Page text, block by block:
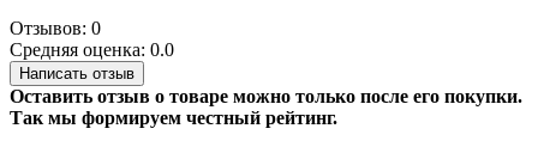
Отзывов: 0
Средняя оценка: 0.0
Написать отзыв
Оставить отзыв о товаре можно только после его покупки.
Так мы формируем честный рейтинг.